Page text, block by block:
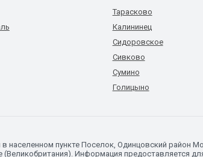
Тарасково
Калининец
Сидоровское
Сивково
Сумино
Голицыно
населенном пункте Поселок, Одинцовский район
Информация предоставляется